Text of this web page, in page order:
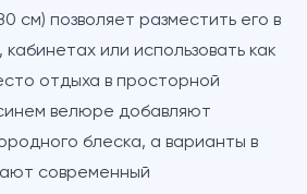
см) позволяет разместить его в
или использовать как
отдыха в просторной
велюре добавляют
блеска, а варианты в
современный